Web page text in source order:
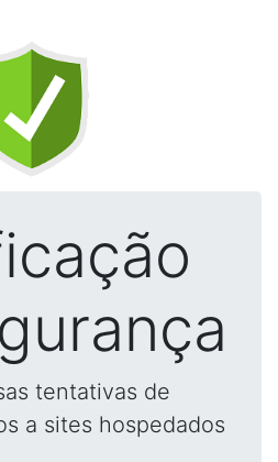
tentativas de
a sites hospedados